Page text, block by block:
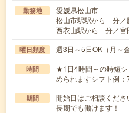
勤務地
愛媛県松山市
松山市駅駅から---分
西衣山駅から---分／
曜日頻度 週3日～5日OK（月
時間
★1日4時間～の時短
められますシフト例
期間
開始日はご相談くだ
長期でも働けます！